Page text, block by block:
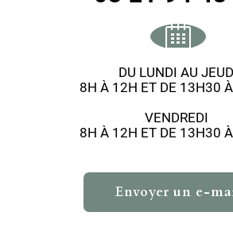
DU LUNDI AU
8H À 12H ET DE 13H30
VENDREDI
8H À 12H ET DE 13H30
Envoyer un e-